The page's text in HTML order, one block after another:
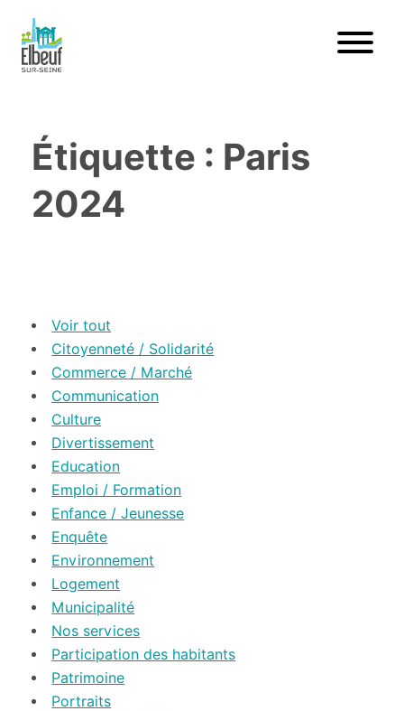
Étiquette : Paris
2024
Voir tout
Citoyenneté / Solidarité
Commerce / Marché
Communication
Culture
Divertissement
Education
Emploi / Formation
Enfance / Jeunesse
Enquête
Environnement
Logement
Municipalité
Nos services
Participation des habitants
Patrimoine
Portraits